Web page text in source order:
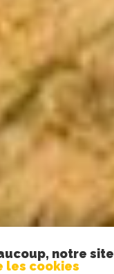
notre site
les cookies